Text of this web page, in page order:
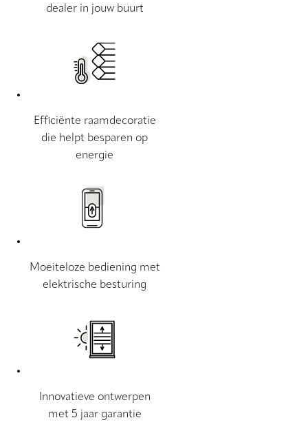
dealer in jouw buurt
Efficiënte raamdecoratie
die helpt besparen op
energie
Moeiteloze bediening met
elektrische besturing
Innovatieve ontwerpen
met 5 jaar garantie